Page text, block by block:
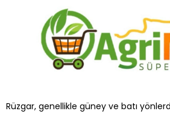
Rüzgar, genellikle güney ve batı